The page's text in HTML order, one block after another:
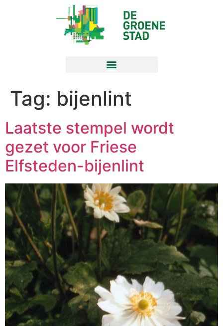
Tag: bijenlint
Laatste stempel wordt
gezet voor Friese
Elfsteden-bijenlint